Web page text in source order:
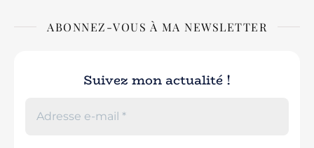
ABONNEZ-VOUS À MA NEWSLETTER
Suivez mon actualité !